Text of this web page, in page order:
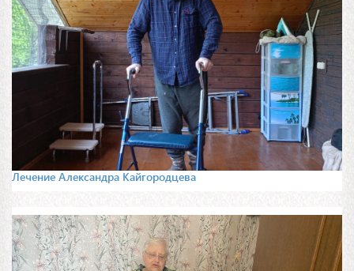
Лечение Александра Кайгородцева